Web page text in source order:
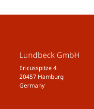
Lundbeck GmbH
Ericusspitze 4
20457 Hamburg
Germany